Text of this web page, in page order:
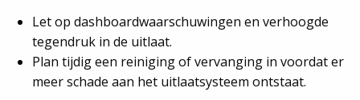
Let op dashboardwaarschuwingen en verhoogde
tegendruk in de uitlaat.
Plan tijdig een reiniging of vervanging in voordat er
meer schade aan het uitlaatsysteem ontstaat.